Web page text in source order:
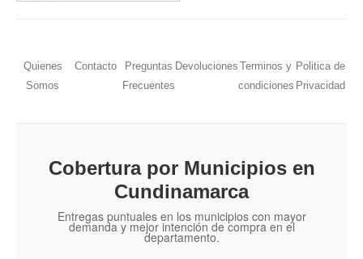
Quienes
Somos
Contacto
Preguntas
Frecuentes
Devoluciones Terminos y
condiciones
Politica de
Privacidad
Cobertura por Municipios en
Cundinamarca
Entregas puntuales en los municipios con mayor
demanda y mejor intención de compra en el
departamento.